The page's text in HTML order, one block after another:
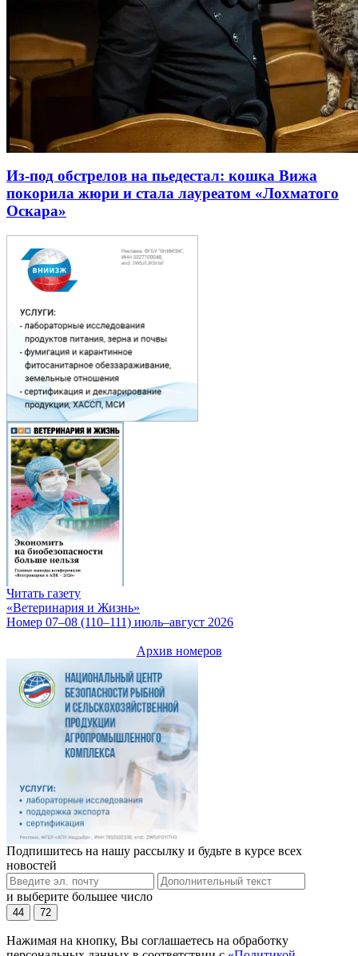
Из-под обстрелов на пьедестал: кошка Вижа
покорила жюри и стала лауреатом «Лохматого
Оскара»
Читать газету
«Ветеринария и Жизнь»
Номер 07–08 (110–111) июль–август 2026
Архив номеров
Подпишитесь на нашу рассылку и будьте в курсе всех
новостей
и выберите большее число
44 72
Нажимая на кнопку, Вы соглашаетесь на обработку